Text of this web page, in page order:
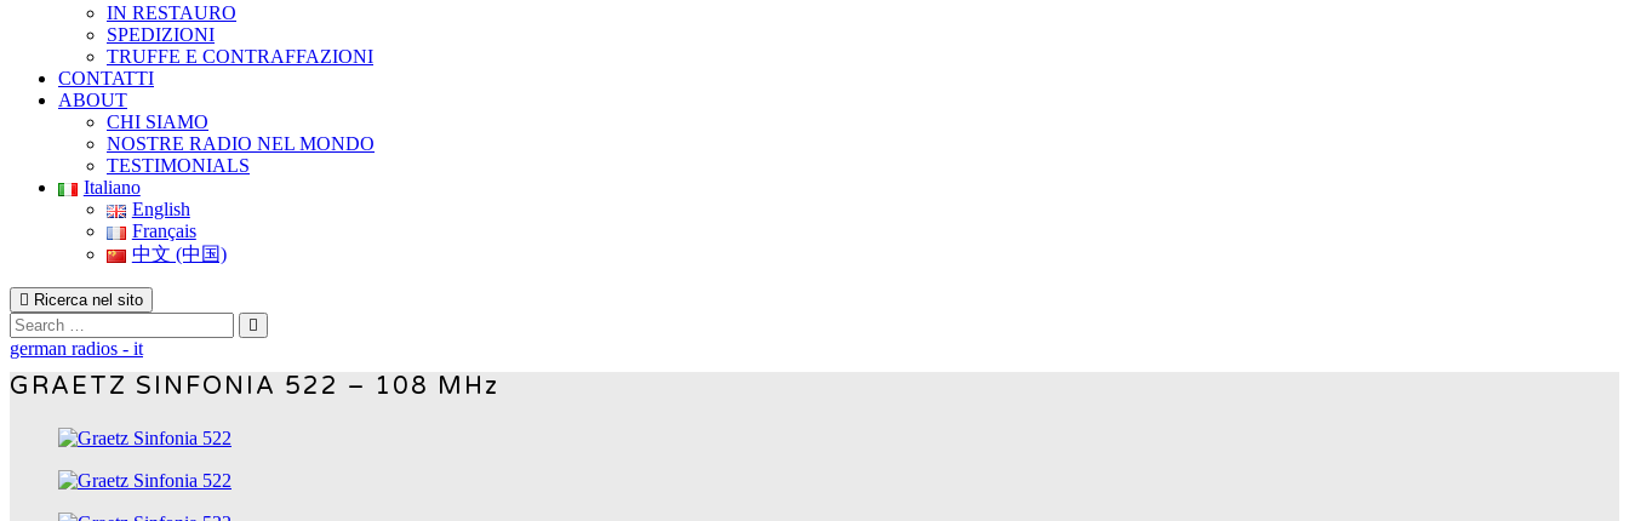
IN RESTAURO
SPEDIZIONI
TRUFFE E CONTRAFFAZIONI
CONTATTI
ABOUT
CHI SIAMO
NOSTRE RADIO NEL MONDO
TESTIMONIALS
Italiano
English
Français
中文 (中国)
Ricerca nel sito
Search
german radios - it
GRAETZ SINFONIA 522 – 108 MHz